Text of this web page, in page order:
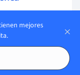
mejores